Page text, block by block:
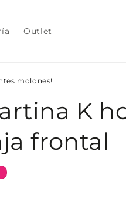
Outlet
molones!
K
frontal